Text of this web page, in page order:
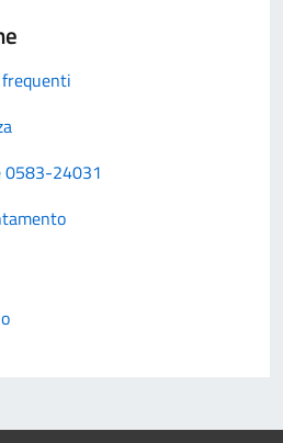
0583-24031